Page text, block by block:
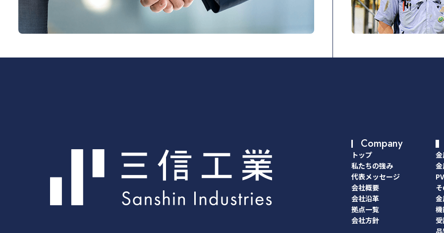
Company
トップ
トップ
私たちの強み
私たちの強み
代表メッセージ
代表メッセージ
会社概要
会社概要
会社沿革
会社沿革
拠点一覧
拠点一覧
会社方針